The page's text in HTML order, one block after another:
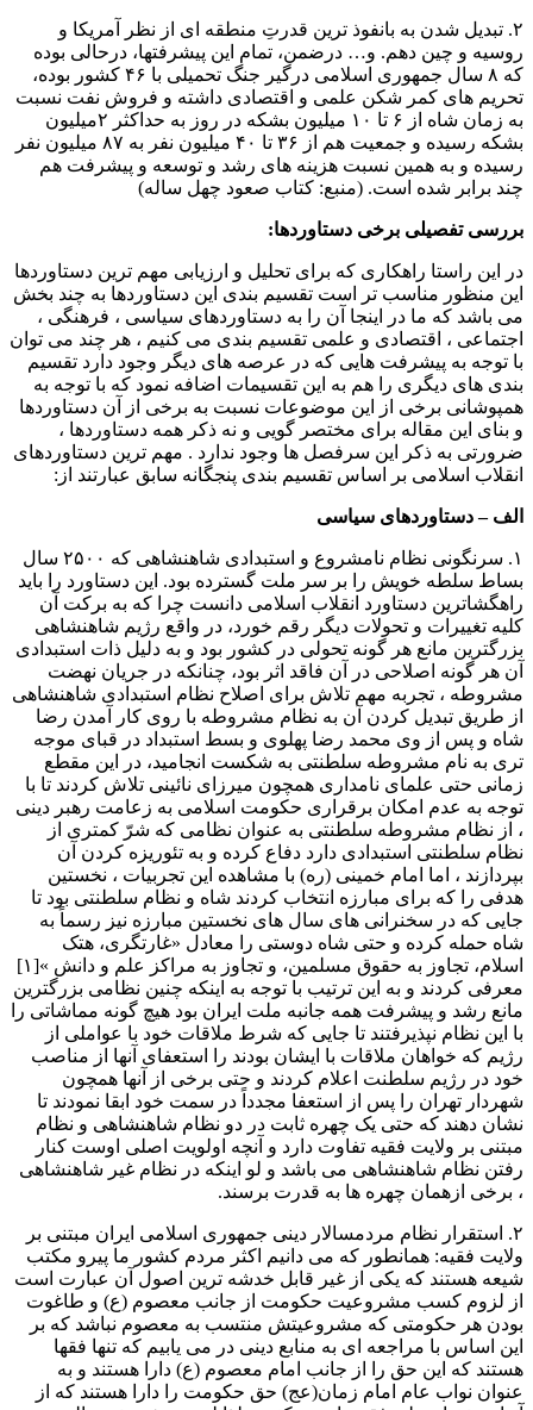
۲. تبدیل شدن به بانفوذ ترین قدرتِ منطقه ای از نظر آمریکا و
روسیه و چین دهم. و… درضمن، تمام این پیشرفتها، درحالی بوده
که ۸ سال جمهوری اسلامی درگیر جنگ تحمیلی با ۴۶ کشور بوده،
تحریم های کمر شکن علمی و اقتصادی داشته و فروش نفت نسبت
به زمان شاه از ۶ تا ۱۰ میلیون بشکه در روز به حداکثر ۲میلیون
بشکه رسیده و جمعیت هم از ۳۶ تا ۴۰ میلیون نفر به ۸۷ میلیون نفر
رسیده و به همین نسبت هزینه های رشد و توسعه و پیشرفت هم
چند برابر شده است. (منبع: کتاب صعود چهل ساله)
بررسی تفصیلی برخی دستاوردها:
در این راستا راهکاری که برای تحلیل و ارزیابی مهم ترین دستاوردها
این منظور مناسب تر است تقسیم بندی این دستاوردها به چند بخش
می باشد که ما در اینجا آن را به دستاوردهای سیاسی ، فرهنگی ،
اجتماعی ، اقتصادی و علمی تقسیم بندی می کنیم ، هر چند می توان
با توجه به پیشرفت هایی که در عرصه های دیگر وجود دارد تقسیم
بندی های دیگری را هم به این تقسیمات اضافه نمود که با توجه به
همپوشانی برخی از این موضوعات نسبت به برخی از آن دستاوردها
و بنای این مقاله برای مختصر گویی و نه ذکر همه دستاوردها ،
ضرورتی به ذکر این سرفصل ها وجود ندارد . مهم ترین دستاوردهای
انقلاب اسلامی بر اساس تقسیم بندی پنجگانه سابق عبارتند از:
الف – دستاوردهای سیاسی
۱. سرنگونی نظام نامشروع و استبدادی شاهنشاهی که ۲۵۰۰ سال
بساط سلطه خویش را بر سر ملت گسترده بود. این دستاورد را باید
راهگشاترین دستاورد انقلاب اسلامی دانست چرا که به برکت آن
کلیه تغییرات و تحولات دیگر رقم خورد، در واقع رژیم شاهنشاهی
بزرگترین مانع هر گونه تحولی در کشور بود و به دلیل ذات استبدادی
آن هر گونه اصلاحی در آن فاقد اثر بود، چنانکه در جریان نهضت
مشروطه ، تجربه مهم تلاش برای اصلاح نظام استبدادی شاهنشاهی
از طریق تبدیل کردن آن به نظام مشروطه با روی کار آمدن رضا
شاه و پس از وی محمد رضا پهلوی و بسط استبداد در قبای موجه
تری به نام مشروطه سلطنتی به شکست انجامید، در این مقطع
زمانی حتی علمای نامداری همچون میرزای نائینی تلاش کردند تا با
توجه به عدم امکان برقراری حکومت اسلامی به زعامت رهبر دینی
، از نظام مشروطه سلطنتی به عنوان نظامی که شرّ کمتری از
نظام سلطنتی استبدادی دارد دفاع کرده و به تئوریزه کردن آن
بپردازند ، اما امام خمینی (ره) با مشاهده این تجربیات ، نخستین
هدفی را که برای مبارزه انتخاب کردند شاه و نظام سلطنتی بود تا
جایی که در سخنرانی های سال های نخستین مبارزه نیز رسماً به
شاه حمله کرده و حتی شاه دوستی را معادل «غارتگرى، هتک
اسلام، تجاوز به حقوق مسلمین، و تجاوز به مراکز علم و دانش »[۱]
معرفی کردند و به این ترتیب با توجه به اینکه چنین نظامی بزرگترین
مانع رشد و پیشرفت همه جانبه ملت ایران بود هیچ گونه مماشاتی را
با این نظام نپذیرفتند تا جایی که شرط ملاقات خود با عواملی از
رژیم که خواهان ملاقات با ایشان بودند را استعفای آنها از مناصب
خود در رژیم سلطنت اعلام کردند و حتی برخی از آنها همچون
شهردار تهران را پس از استعفا مجدداً در سمت خود ابقا نمودند تا
نشان دهند که حتی یک چهره ثابت در دو نظام شاهنشاهی و نظام
مبتنی بر ولایت فقیه تفاوت دارد و آنچه اولویت اصلی اوست کنار
رفتن نظام شاهنشاهی می باشد و لو اینکه در نظام غیر شاهنشاهی
، برخی ازهمان چهره ها به قدرت برسند.
۲. استقرار نظام مردمسالار دینی جمهوری اسلامی ایران مبتنی بر
ولایت فقیه: همانطور که می دانیم اکثر مردم کشور ما پیرو مکتب
شیعه هستند که یکی از غیر قابل خدشه ترین اصول آن عبارت است
از لزوم کسب مشروعیت حکومت از جانب معصوم (ع) و طاغوت
بودن هر حکومتی که مشروعیتش منتسب به معصوم نباشد که بر
این اساس با مراجعه ای به منابع دینی در می یابیم که تنها فقها
هستند که این حق را از جانب امام معصوم (ع) دارا هستند و به
عنوان نواب عام امام زمان(عج) حق حکومت را دارا هستند که از